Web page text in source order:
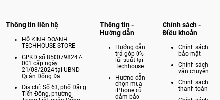
Thông tin liên hệ
HỘ KINH DOANH
TECHHOUSE STORE
GPKD số 8500798247-
001 cấp ngày
21/08/2024 tại UBND
Quận Đống Đa
Địa chỉ: Số 63, phố Đặng
Tiến Đông, phường
Thông tin -
Hướng dẫn
Hướng dẫn
trả góp 0%
lãi suất tại
Techhouse
Hướng dẫn
chọn mua
iPhone cũ
đảm bảo
Chính sách -
Điều khoản
Chính sách
bảo mật
Chính sách
vận chuyển
Chính sách
thanh toán